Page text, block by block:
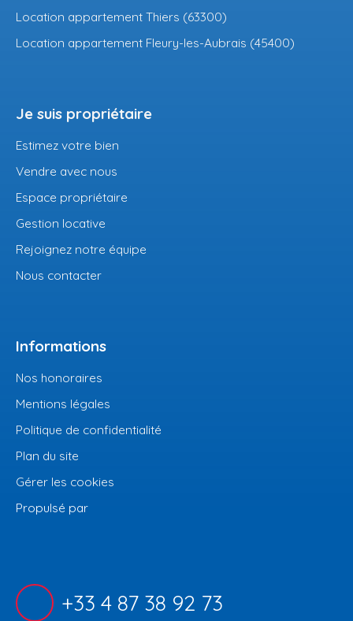
Location appartement Thiers (63300)
Location appartement Fleury-les-Aubrais (45400)
Je suis propriétaire
Estimez votre bien
Vendre avec nous
Espace propriétaire
Gestion locative
Rejoignez notre équipe
Nous contacter
Informations
Nos honoraires
Mentions légales
Politique de confidentialité
Plan du site
Gérer les cookies
Propulsé par
+33 4 87 38 92 73